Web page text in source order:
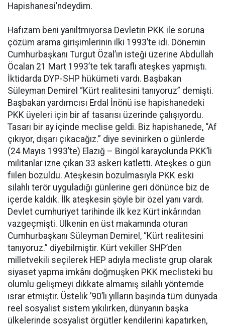
Hapishanesi’ndeydim.
Hafızam beni yanıltmıyorsa Devletin PKK ile soruna
çözüm arama girişimlerinin ilki 1993’te idi. Dönemin
Cumhurbaşkanı Turgut Özal’ın isteği üzerine Abdullah
Öcalan 21 Mart 1993’te tek taraflı ateşkes yapmıştı.
İktidarda DYP-SHP hükümeti vardı. Başbakan
Süleyman Demirel “Kürt realitesini tanıyoruz” demişti.
Başbakan yardımcısı Erdal İnönü ise hapishanedeki
PKK üyeleri için bir af tasarısı üzerinde çalışıyordu.
Tasarı bir ay içinde meclise geldi. Biz hapishanede, “Af
çıkıyor, dışarı çıkacağız.” diye sevinirken o günlerde
(24 Mayıs 1993’te) Elazığ – Bingöl karayolunda PKK’li
militanlar izne çıkan 33 askeri katletti. Ateşkes o gün
fiilen bozuldu. Ateşkesin bozulmasıyla PKK eski
silahlı terör uyguladığı günlerine geri dönünce biz de
içerde kaldık. İlk ateşkesin şöyle bir özel yanı vardı.
Devlet cumhuriyet tarihinde ilk kez Kürt inkârından
vazgeçmişti. Ülkenin en üst makamında oturan
Cumhurbaşkanı Süleyman Demirel, “Kürt realitesini
tanıyoruz.” diyebilmiştir. Kürt vekiller SHP’den
milletvekili seçilerek HEP adıyla mecliste grup olarak
siyaset yapma imkânı doğmuşken PKK meclisteki bu
olumlu gelişmeyi dikkate almamış silahlı yöntemde
ısrar etmiştir. Üstelik ’90’lı yılların başında tüm dünyada
reel sosyalist sistem yıkılırken, dünyanın başka
ülkelerinde sosyalist örgütler kendilerini kapatırken,